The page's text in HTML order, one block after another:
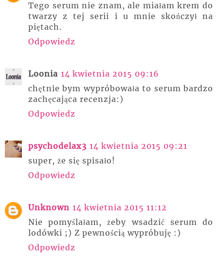
Tego serum nie znam, ale miałam krem do
twarzy z tej serii i u mnie skończył na
piętach.
Odpowiedz
Loonia 14 kwietnia 2015 09:16
chętnie bym wypróbowała to serum bardzo
zachęcająca recenzja:)
Odpowiedz
psychodelax3 14 kwietnia 2015 09:21
super, że się spisało!
Odpowiedz
Unknown 14 kwietnia 2015 11:12
Nie pomyślałam, żeby wsadzić serum do
lodówki ;) Z pewnością wypróbuję :)
Odpowiedz